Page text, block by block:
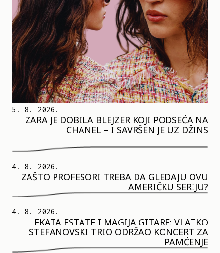
5. 8. 2026.
ZARA JE DOBILA BLEJZER KOJI PODSEĆA NA
CHANEL – I SAVRŠEN JE UZ DŽINS
4. 8. 2026.
ZAŠTO PROFESORI TREBA DA GLEDAJU OVU
AMERIČKU SERIJU?
4. 8. 2026.
EKATA ESTATE I MAGIJA GITARE: VLATKO
STEFANOVSKI TRIO ODRŽAO KONCERT ZA
PAMĆENJE